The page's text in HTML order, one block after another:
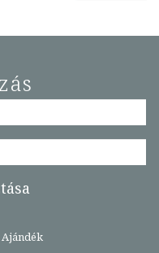
Ajándék